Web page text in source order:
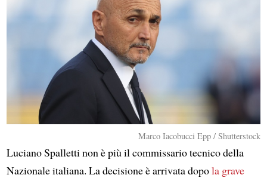
Marco Iacobucci Epp / Shutterstock
Luciano Spalletti non è più il commissario tecnico della
Nazionale italiana. La decisione è arrivata dopola grave